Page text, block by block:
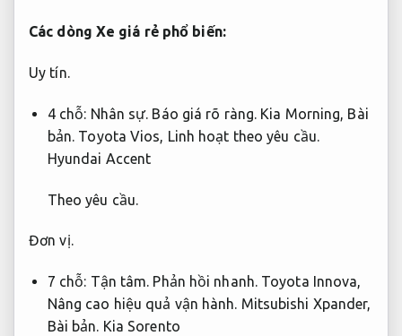
Các dòng Xe giá rẻ phổ biến:
Uy tín.
4 chỗ: Nhân sự. Báo giá rõ ràng. Kia Morning, Bài
bản. Toyota Vios, Linh hoạt theo yêu cầu.
Hyundai Accent
Theo yêu cầu.
Đơn vị.
7 chỗ: Tận tâm. Phản hồi nhanh.Toyota Innova,
Nâng cao hiệu quả vận hành. Mitsubishi Xpander,
Bài bản. Kia Sorento